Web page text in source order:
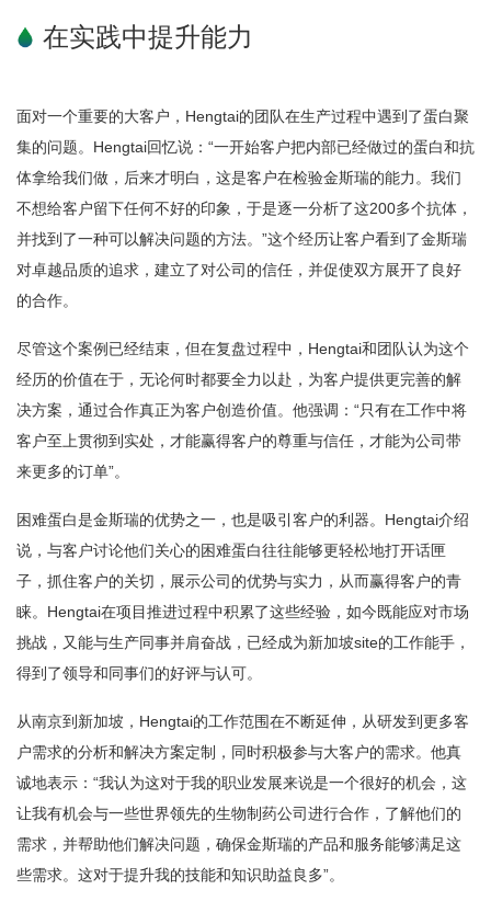
在实践中提升能力
面对一个重要的大客户，Hengtai的团队在生产过程中遇到了蛋白聚
集的问题。Hengtai回忆说：“一开始客户把内部已经做过的蛋白和抗
体拿给我们做，后来才明白，这是客户在检验金斯瑞的能力。我们
不想给客户留下任何不好的印象，于是逐一分析了这200多个抗体，
并找到了一种可以解决问题的方法。”这个经历让客户看到了金斯瑞
对卓越品质的追求，建立了对公司的信任，并促使双方展开了良好
的合作。
尽管这个案例已经结束，但在复盘过程中，Hengtai和团队认为这个
经历的价值在于，无论何时都要全力以赴，为客户提供更完善的解
决方案，通过合作真正为客户创造价值。他强调：“只有在工作中将
客户至上贯彻到实处，才能赢得客户的尊重与信任，才能为公司带
来更多的订单”。
困难蛋白是金斯瑞的优势之一，也是吸引客户的利器。Hengtai介绍
说，与客户讨论他们关心的困难蛋白往往能够更轻松地打开话匣
子，抓住客户的关切，展示公司的优势与实力，从而赢得客户的青
睐。Hengtai在项目推进过程中积累了这些经验，如今既能应对市场
挑战，又能与生产同事并肩奋战，已经成为新加坡site的工作能手，
得到了领导和同事们的好评与认可。
从南京到新加坡，Hengtai的工作范围在不断延伸，从研发到更多客
户需求的分析和解决方案定制，同时积极参与大客户的需求。他真
诚地表示：“我认为这对于我的职业发展来说是一个很好的机会，这
让我有机会与一些世界领先的生物制药公司进行合作，了解他们的
需求，并帮助他们解决问题，确保金斯瑞的产品和服务能够满足这
些需求。这对于提升我的技能和知识助益良多”。